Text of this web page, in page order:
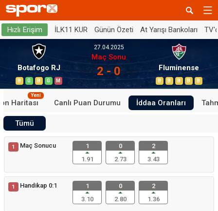
Hızlı Erişim İLK11 KUR Günün Özeti At Yarışı Bankoları
Botafogo RJ
B G B G M
27.04.2025
Maç Sonu
2 - 0 Fluminense
B B B B B
Haritası
Yeni
Canlı Puan Durumu İddaa Oranları
Tümü
1 Maç Sonucu
1
1.91
0
2.73
2
3.43
1 Handikap 0:1
1
3.10
0
2.80
2
1.36